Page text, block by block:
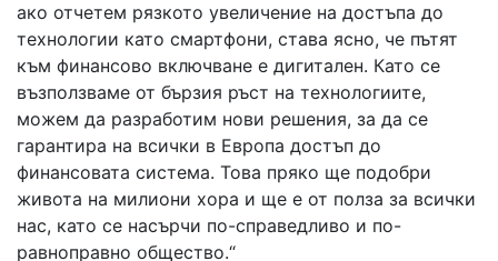
ако отчетем рязкото увеличение на достъпа до
технологии като смартфони, става ясно, че пътят
към финансово включване е дигитален. Като се
възползваме от бързия ръст на технологиите,
можем да разработим нови решения, за да се
гарантира на всички в Европа достъп до
финансовата система. Това пряко ще подобри
живота на милиони хора и ще е от полза за всички
нас, като се насърчи по-справедливо и по-
равноправно общество.“